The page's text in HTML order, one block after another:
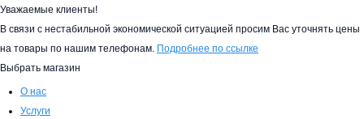
Уважаемые клиенты!
В связи с нестабильной экономической ситуацией просим Вас уточнять цены
на товары по нашим телефонам. Подробнее по ссылке
Выбрать магазин
О нас
Услуги